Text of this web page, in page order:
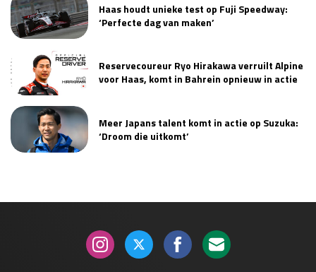
Kwalificatie
Race
zo 21:00 - 23:00
LAS VEGAS GRAND PRIX 2026
Kwalificatie
Race
zo 05:00 - 07:00
GP QATAR 2026 27 - 29 nov
GP ABU DHABI 2026 04 - 06 dec
Kwalificatie
Haas houdt unieke test op Fuji Speedway:
‘Perfecte dag van maken’
Reservecoureur Ryo Hirakawa verruilt Alpine
voor Haas, komt in Bahrein opnieuw in actie
Meer Japans talent komt in actie op Suzuka:
‘Droom die uitkomt’